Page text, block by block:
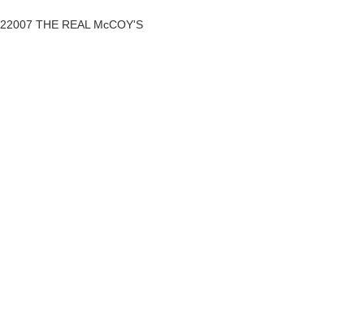
THE REAL McCOY'S